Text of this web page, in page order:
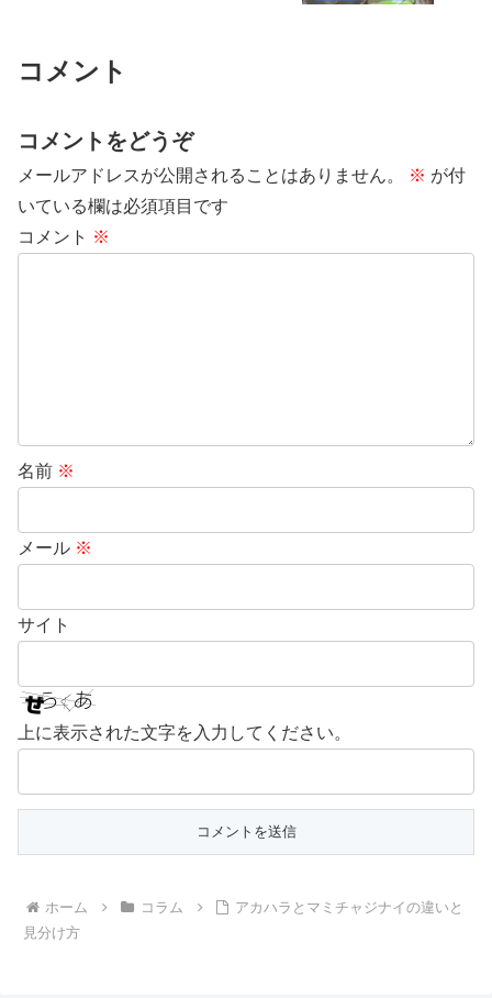
コメント
コメントをどうぞ
メールアドレスが公開されることはありません。 ※ が付
いている欄は必須項目です
コメント ※
名前 ※
メール ※
サイト
上に表示された文字を入力してください。
ホーム コラム
アカハラとマミチャジナイの違いと
見分け方